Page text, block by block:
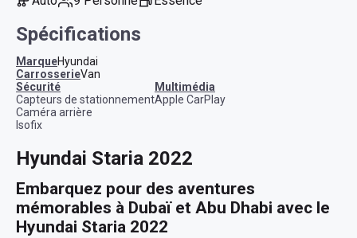
Spécifications
MarqueHyundai
CarrosserieVan
sécurité
Capteurs de stationnement
Caméra arrière
Isofix
multimédia
Apple CarPlay
Hyundai Staria 2022
Embarquez pour des aventures
mémorables à Dubaï et Abu Dhabi avec le
Hyundai Staria 2022